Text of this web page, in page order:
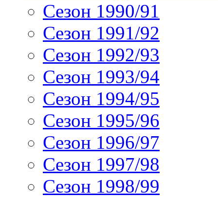
Сезон 1990/91
Сезон 1991/92
Сезон 1992/93
Сезон 1993/94
Сезон 1994/95
Сезон 1995/96
Сезон 1996/97
Сезон 1997/98
Сезон 1998/99